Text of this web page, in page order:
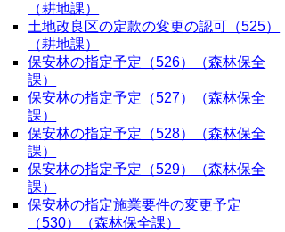
（耕地課）
土地改良区の定款の変更の認可（525）
（耕地課）
保安林の指定予定（526）（森林保全
課）
保安林の指定予定（527）（森林保全
課）
保安林の指定予定（528）（森林保全
課）
保安林の指定予定（529）（森林保全
課）
保安林の指定施業要件の変更予定
（530）（森林保全課）